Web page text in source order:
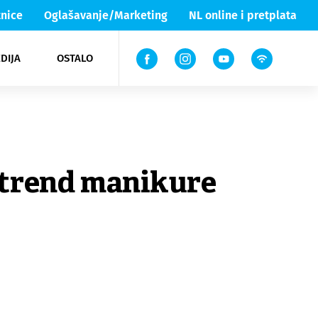
Oglašavanje/Marketing NL online i pretplata
OSTALO
Lika & Senj
TV
manikure